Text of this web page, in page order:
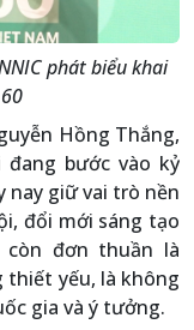
phát biểu khai
Hồng Thắng,
đang bước vào kỷ
nay giữ vai trò nền
đổi mới sáng tạo
còn đơn thuần là
thiết yếu, là không
gia và ý tưởng.